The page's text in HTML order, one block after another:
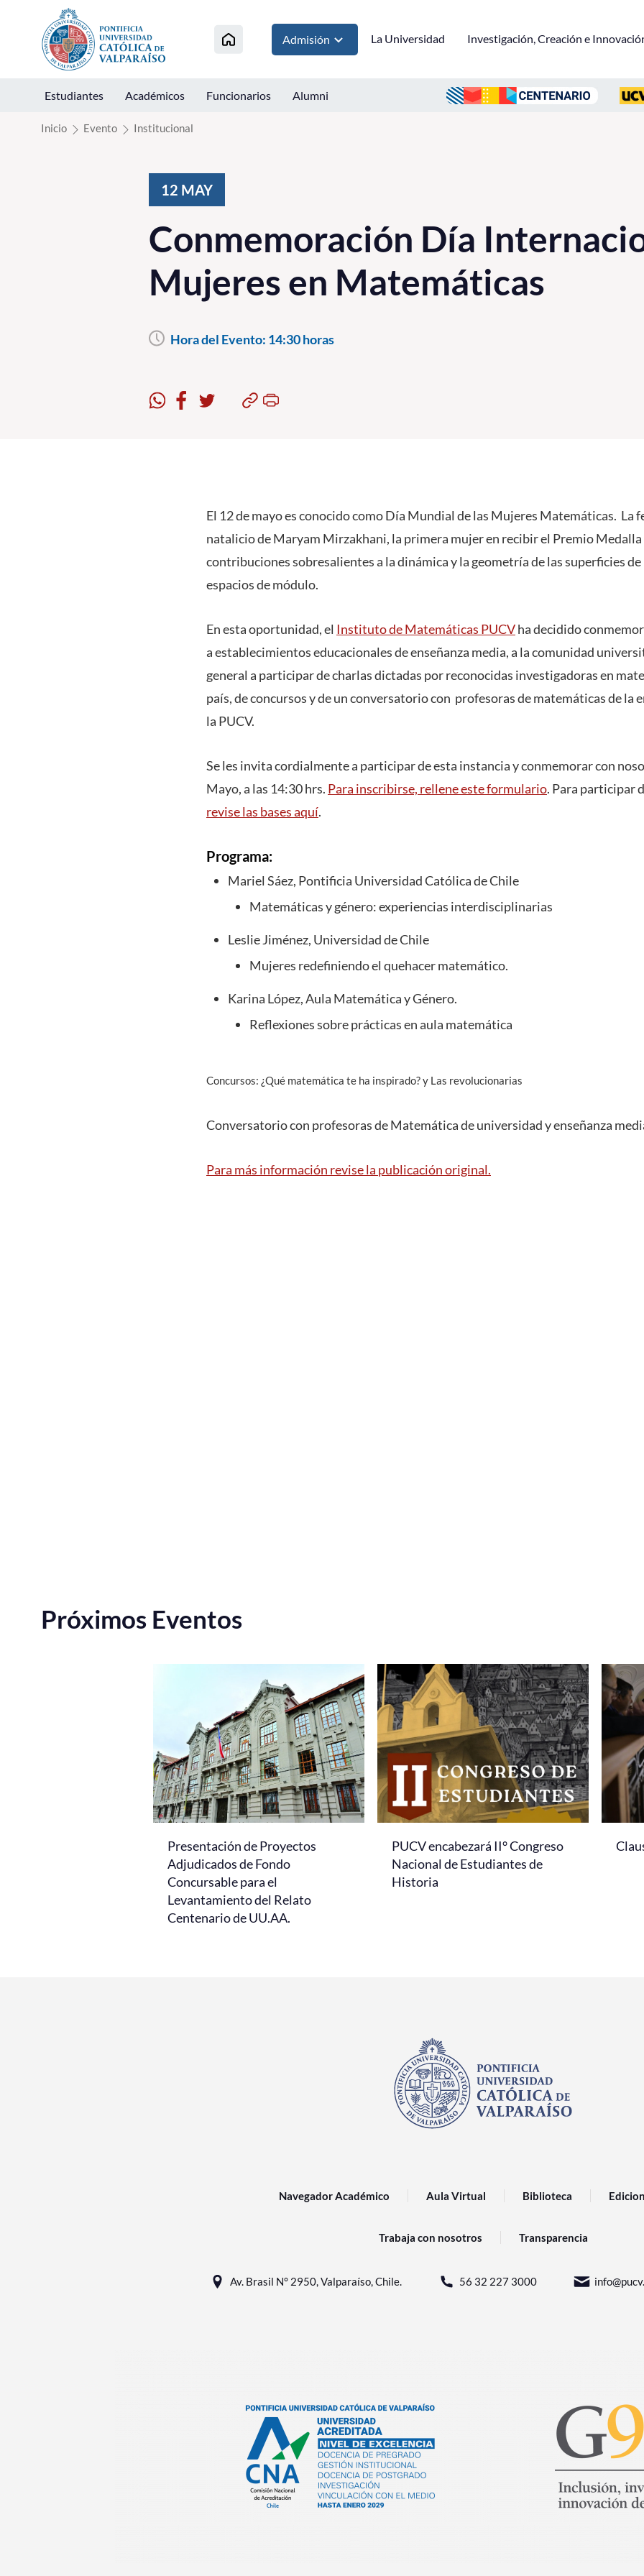
Click acá para ir directamente al contenido
Admisión La Universidad Investigación, Creación e
Estudiantes Académicos Funcionarios Alumni
Inicio Evento Institucional
12 MAY
Conmemoración Día
Mujeres en Matemáticas
Hora del Evento: 14:30 horas
El 12 de mayo es conocido como Día Mundial de las Mujeres Matemáticas. La
natalicio de Maryam Mirzakhani, la primera mujer en recibir el Premio Medalla
contribuciones sobresalientes a la dinámica y la geometría de las superficies de
espacios de módulo.
En esta oportunidad, el Instituto de Matemáticas PUCVha decidido
a establecimientos educacionales de enseñanza media, a la comunidad
general a participar de charlas dictadas por reconocidas investigadoras en
país, de concursos y de un conversatorio con profesoras de matemáticas de la
la PUCV.
Se les invita cordialmente a participar de esta instancia y conmemorar con
Mayo, a las 14:30 hrs. Para inscribirse, rellene este formulario. Para participar
revise las bases aquí.
Programa:
Mariel Sáez, Pontificia Universidad Católica de Chile
Matemáticas y género: experiencias interdisciplinarias
Leslie Jiménez, Universidad de Chile
Mujeres redefiniendo el quehacer matemático.
Karina López, Aula Matemática y Género.
Reflexiones sobre prácticas en aula matemática
Concursos: ¿Qué matemática te ha inspirado? y Las revolucionarias
Conversatorio con profesoras de Matemática de universidad y enseñanza
Para más información revise la publicación original.
Próximos Eventos
Presentación de Proyectos
Adjudicados de Fondo
Concursable para el
Levantamiento del Relato
Centenario de UU.AA.
PUCV encabezará II° Congreso
Nacional de Estudiantes de
Historia
Navegador Académico Aula Virtual Biblioteca
Trabaja con nosotros Transparencia
Av. Brasil N° 2950, Valparaíso, Chile. 56 32 227 3000